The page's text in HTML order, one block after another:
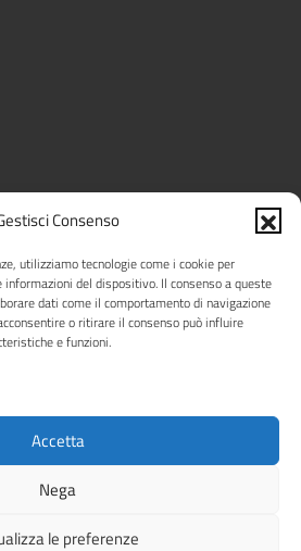
Consenso
utilizziamo tecnologie come i cookie per
del dispositivo. Il consenso a queste
dati come il comportamento di navigazione
o ritirare il consenso può influire
e funzioni.
Accetta
Nega
le preferenze
Albo onlinePrivacy Policy
di accessibilità
Idea e progetto di Designers Italia